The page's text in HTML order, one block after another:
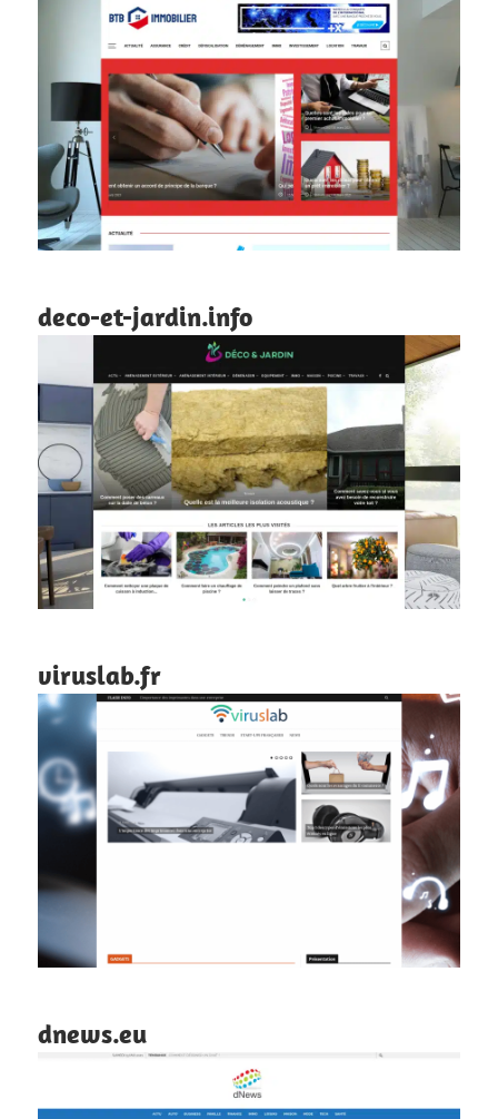
deco-et-jardin.info
viruslab.fr
dnews.eu